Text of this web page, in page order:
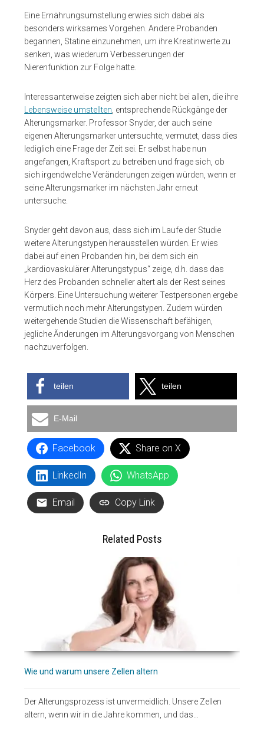
Eine Ernährungsumstellung erwies sich dabei als
besonders wirksames Vorgehen. Andere Probanden
begannen, Statine einzunehmen, um ihre Kreatinwerte zu
senken, was wiederum Verbesserungen der
Nierenfunktion zur Folge hatte.
Interessanterweise zeigten sich aber nicht bei allen, die ihre
Lebensweise umstellten , entsprechende Rückgänge der
Alterungsmarker. Professor Snyder, der auch seine
eigenen Alterungsmarker untersuchte, vermutet, dass dies
lediglich eine Frage der Zeit sei. Er selbst habe nun
angefangen, Kraftsport zu betreiben und frage sich, ob
sich irgendwelche Veränderungen zeigen würden, wenn er
seine Alterungsmarker im nächsten Jahr erneut
untersuche.
Snyder geht davon aus, dass sich im Laufe der Studie
weitere Alterungstypen herausstellen würden. Er wies
dabei auf einen Probanden hin, bei dem sich ein
„kardiovaskulärer Alterungstypus“ zeige, d.h. dass das
Herz des Probanden schneller altert als der Rest seines
Körpers. Eine Untersuchung weiterer Testpersonen ergebe
vermutlich noch mehr Alterungstypen. Zudem würden
weitergehende Studien die Wissenschaft befähigen,
jegliche Änderungen im Alterungsvorgang von Menschen
nachzuverfolgen.
teilen teilen
E-Mail
Facebook Share on X
LinkedIn WhatsApp
Email Copy Link
Related Posts
Wie und warum unsere Zellen altern
Der Alterungsprozess ist unvermeidlich. Unsere Zellen
altern, wenn wir in die Jahre kommen, und das…